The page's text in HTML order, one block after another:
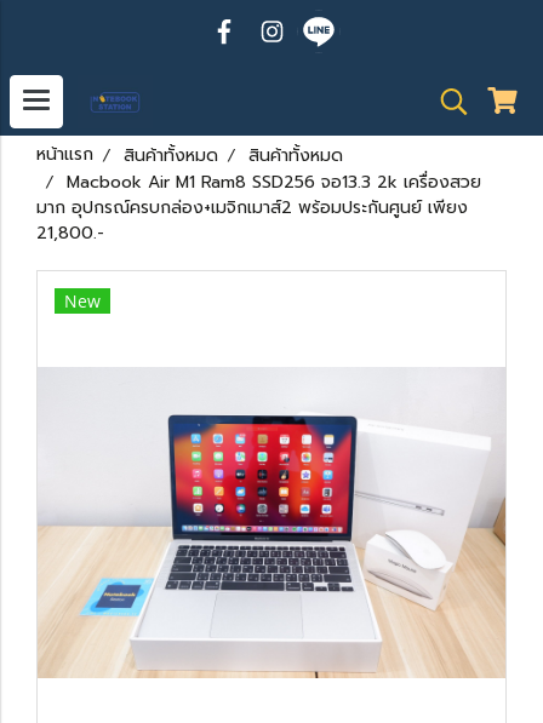
หน้าแรก สินค้าทั้งหมด
สินค้าทั้งหมด
Macbook Air M1 Ram8 SSD256 จอ13.3 2k เครื่องสวย
มาก อุปกรณ์ครบกล่อง+เมจิกเมาส์2 พร้อมประกันศูนย์ เพียง
21,800.-
New